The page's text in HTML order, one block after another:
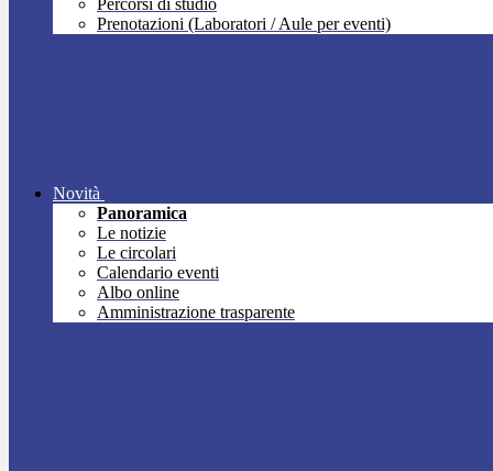
Percorsi di studio
Prenotazioni (Laboratori / Aule per eventi)
Novità
Panoramica
Le notizie
Le circolari
Calendario eventi
Albo online
Amministrazione trasparente